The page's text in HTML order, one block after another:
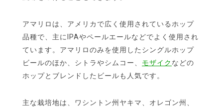
アマリロは、アメリカで広く使用されているホップ
品種で、主にIPAやペールエールなどでよく使用され
ています。アマリロのみを使用したシングルホップ
ビールのほか、シトラやシムコー、 モザイク などの
ホップとブレンドしたビールも人気です。
主な栽培地は、ワシントン州ヤキマ、オレゴン州、